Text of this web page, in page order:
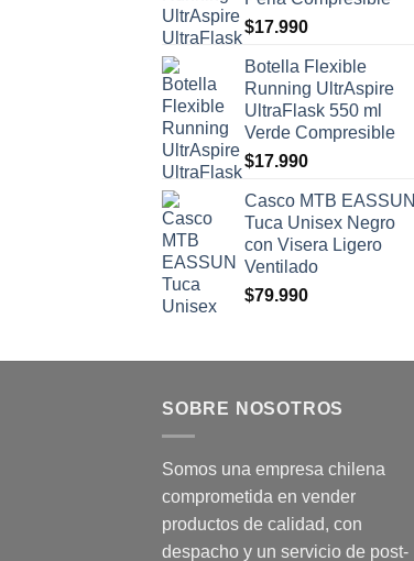
$17.990
Botella Flexible
Running UltrAspire
UltraFlask 550 ml
Verde Compresible
$17.990
Casco MTB EASSUN
Tuca Unisex Negro
con Visera Ligero
Ventilado
$79.990
SOBRE NOSOTROS
Somos una empresa chilena
comprometida en vender
productos de calidad, con
despacho y un servicio de post-